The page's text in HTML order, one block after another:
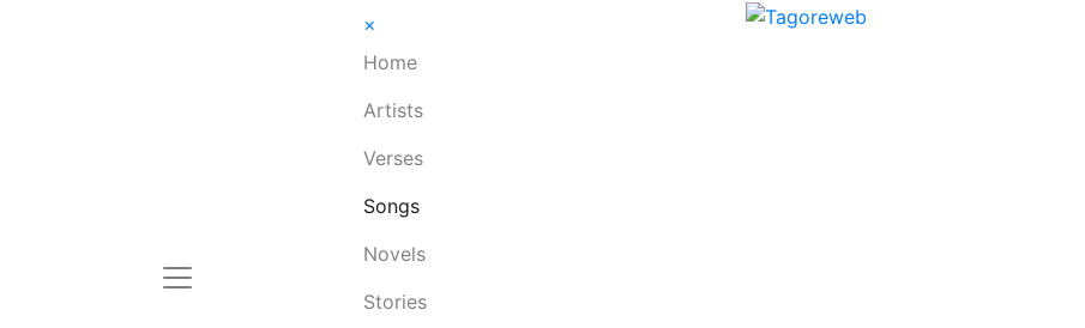
×
Home
Artists
Verses
Songs
Novels
Stories